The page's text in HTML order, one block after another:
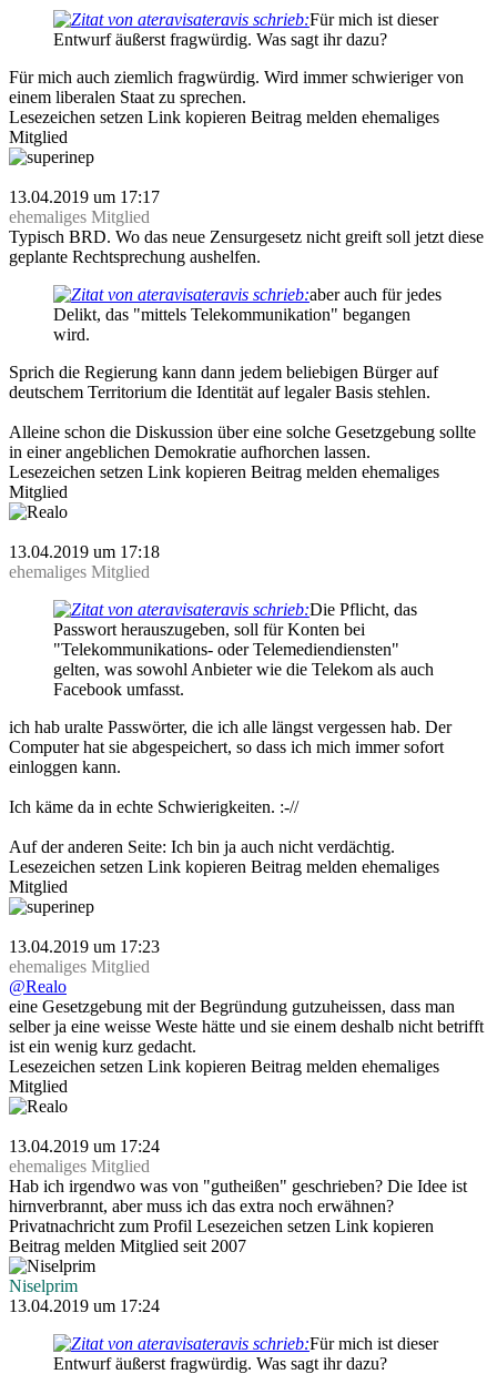
ateravis schrieb:Für mich ist dieser
Entwurf äußerst fragwürdig. Was sagt ihr dazu?
Für mich auch ziemlich fragwürdig. Wird immer schwieriger von
einem liberalen Staat zu sprechen.
Lesezeichen setzen Link kopieren Beitrag melden ehemaliges
Mitglied
13.04.2019 um 17:17
ehemaliges Mitglied
Typisch BRD. Wo das neue Zensurgesetz nicht greift soll jetzt diese
geplante Rechtsprechung aushelfen.
ateravis schrieb:aber auch für jedes
Delikt, das "mittels Telekommunikation" begangen
wird.
Sprich die Regierung kann dann jedem beliebigen Bürger auf
deutschem Territorium die Identität auf legaler Basis stehlen.
Alleine schon die Diskussion über eine solche Gesetzgebung sollte
in einer angeblichen Demokratie aufhorchen lassen.
Lesezeichen setzen Link kopieren Beitrag melden ehemaliges
Mitglied
13.04.2019 um 17:18
ehemaliges Mitglied
ateravis schrieb:Die Pflicht, das
Passwort herauszugeben, soll für Konten bei
"Telekommunikations- oder Telemediendiensten"
gelten, was sowohl Anbieter wie die Telekom als auch
Facebook umfasst.
ich hab uralte Passwörter, die ich alle längst vergessen hab. Der
Computer hat sie abgespeichert, so dass ich mich immer sofort
einloggen kann.
Ich käme da in echte Schwierigkeiten. :-//
Auf der anderen Seite: Ich bin ja auch nicht verdächtig.
Lesezeichen setzen Link kopieren Beitrag melden ehemaliges
Mitglied
13.04.2019 um 17:23
ehemaliges Mitglied
@Realo
eine Gesetzgebung mit der Begründung gutzuheissen, dass man
selber ja eine weisse Weste hätte und sie einem deshalb nicht betrifft
ist ein wenig kurz gedacht.
Lesezeichen setzen Link kopieren Beitrag melden ehemaliges
Mitglied
13.04.2019 um 17:24
ehemaliges Mitglied
Hab ich irgendwo was von "gutheißen" geschrieben? Die Idee ist
hirnverbrannt, aber muss ich das extra noch erwähnen?
Privatnachricht zum Profil Lesezeichen setzen Link kopieren
Beitrag melden Mitglied seit 2007
Niselprim
13.04.2019 um 17:24
ateravis schrieb:Für mich ist dieser
Entwurf äußerst fragwürdig. Was sagt ihr dazu?